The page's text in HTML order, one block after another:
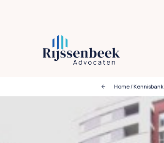
Home/Kennisbank